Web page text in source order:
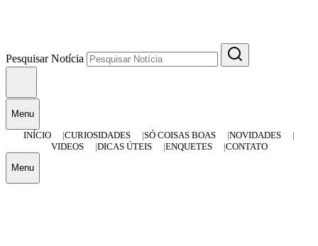
Pesquisar Notícia
Menu
INÍCIO
CURIOSIDADES SÓ COISAS BOAS
NOVIDADES
VIDEOS
DICAS ÚTEIS ENQUETES CONTATO
Menu